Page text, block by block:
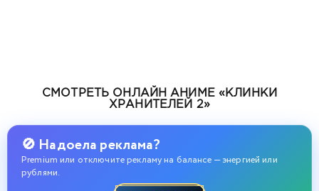
СМОТРЕТЬ ОНЛАЙН АНИМЕ «КЛИНКИ
ХРАНИТЕЛЕЙ 2»
🚫 Надоела реклама?
Premium или отключите рекламу на балансе — энергией или
рублями.